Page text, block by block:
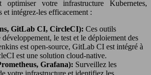
optimiser votre infrastructure Kubernetes,
et intégrez-les efficacement :
GitLab CI, CircleCI): Ces outils
développement, le test et le déploiement des
est open-source, GitLab CI est intégré à
est une solution cloud-native.
Grafana): Surveillez les